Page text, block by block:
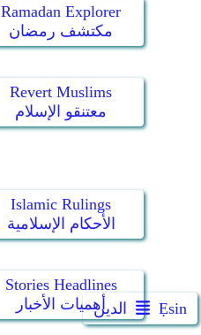
الدين Ẹsin
Ramadan Explorer
مكتشف رمضان
Revert Muslims
معتنقو الإسلام
Islamic Rulings
الأحكام الإسلامية
Stories Headlines
أهميات الأخبار